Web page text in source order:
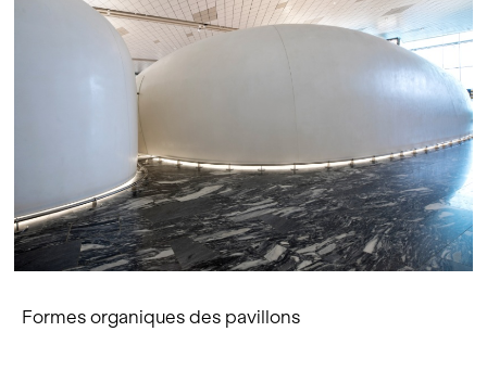
Formes organiques des pavillons